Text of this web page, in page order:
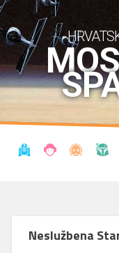
Neslužbena